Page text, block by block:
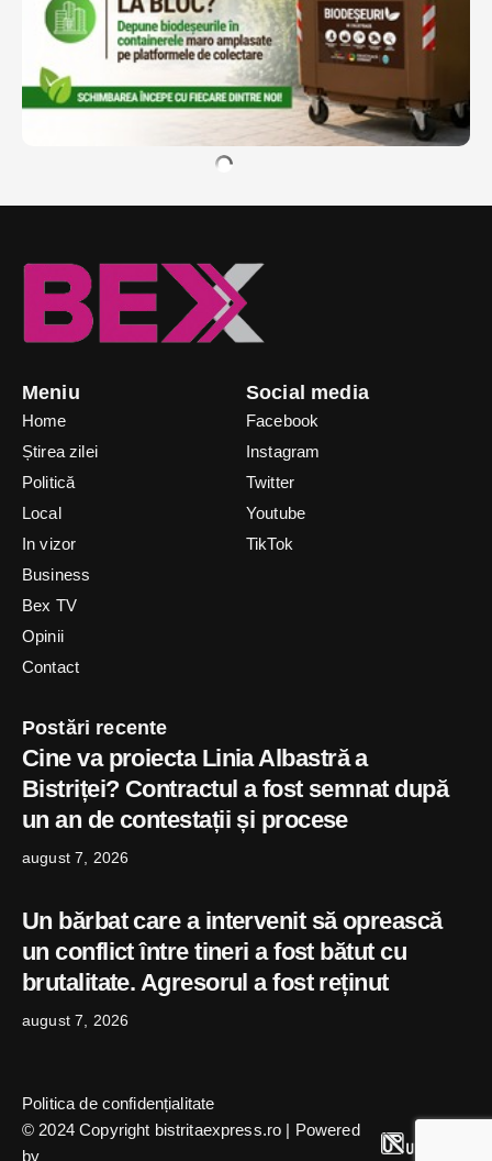
Meniu
Home
Știrea zilei
Politică
Local
In vizor
Business
Bex TV
Opinii
Contact
Social media
Facebook
Instagram
Twitter
Youtube
TikTok
Postări recente
Cine va proiecta Linia Albastră a
Bistriței? Contractul a fost semnat după
un an de contestații și procese
august 7, 2026
Un bărbat care a intervenit să oprească
un conflict între tineri a fost bătut cu
brutalitate. Agresorul a fost reținut
august 7, 2026
© 2024 Copyright bistritaexpress.ro | Powered
by
Politica de confidențialitate